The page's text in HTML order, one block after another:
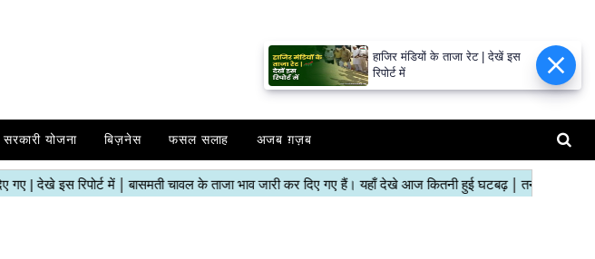
सरकारी योजना बिज़नेस फसल सलाह अजब ग़ज़ब
हाजिर मंडियों के ताजा रेट | देखें इस
रिपोर्ट में